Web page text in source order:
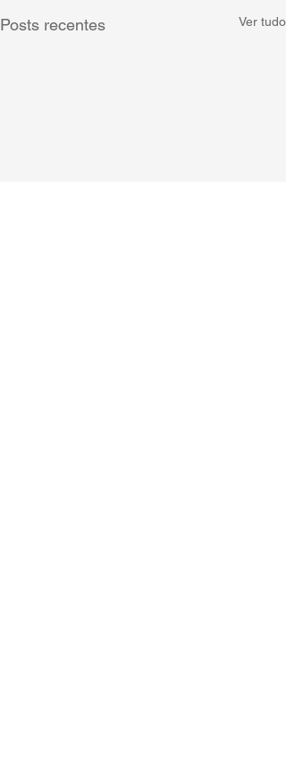
Posts recentes Ver tudo